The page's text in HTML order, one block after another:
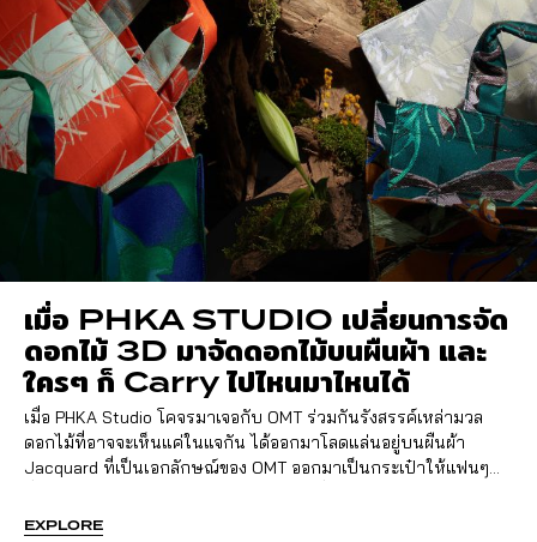
เมื่อ PHKA STUDIO เปลี่ยนการจัด
ดอกไม้ 3D มาจัดดอกไม้บนผืนผ้า และ
ใครๆ ก็ Carry ไปไหนมาไหนได้
เมื่อ PHKA Studio โคจรมาเจอกับ OMT ร่วมกันรังสรรค์เหล่ามวล
ดอกไม้ที่อาจจะเห็นแค่ในแจกัน ได้ออกมาโลดแล่นอยู่บนผืนผ้า
Jacquard ที่เป็นเอกลักษณ์ของ OMT ออกมาเป็นกระเป๋าให้แฟนๆ
Floral Shuttle”
EXPLORE